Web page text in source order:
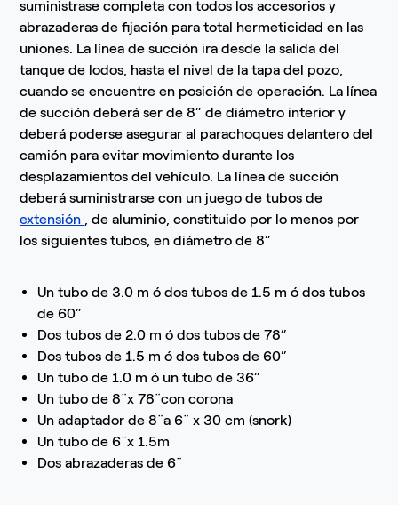
suministrase completa con todos los accesorios y
abrazaderas de fijación para total hermeticidad en las
uniones. La línea de succión ira desde la salida del
tanque de lodos, hasta el nivel de la tapa del pozo,
cuando se encuentre en posición de operación. La línea
de succión deberá ser de 8” de diámetro interior y
deberá poderse asegurar al parachoques delantero del
camión para evitar movimiento durante los
desplazamientos del vehículo. La línea de succión
deberá suministrarse con un juego de tubos de
extensión , de aluminio, constituido por lo menos por
los siguientes tubos, en diámetro de 8”
Un tubo de 3.0 m ó dos tubos de 1.5 m ó dos tubos
de 60”
Dos tubos de 2.0 m ó dos tubos de 78”
Dos tubos de 1.5 m ó dos tubos de 60”
Un tubo de 1.0 m ó un tubo de 36”
Un tubo de 8¨x 78¨con corona
Un adaptador de 8¨a 6¨ x 30 cm (snork)
Un tubo de 6¨x 1.5m
Dos abrazaderas de 6¨